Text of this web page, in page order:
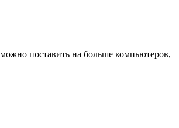
поставить на больше компьютеров,